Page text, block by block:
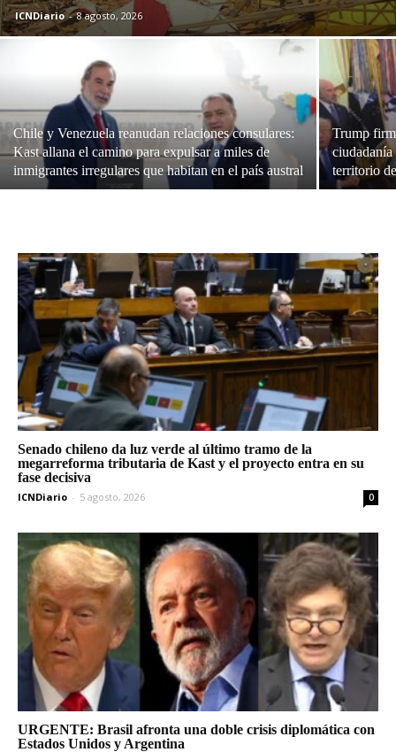
ICNDiario - 8 agosto, 2026
Chile y Venezuela reanudan relaciones consulares:
Kast allana el camino para expulsar a miles de
inmigrantes irregulares que habitan en el país austral
Trump
territorio
Senado chileno da luz verde al último tramo de la
megarreforma tributaria de Kast y el proyecto entra en su
fase decisiva
ICNDiario - 5 agosto, 2026 0
URGENTE: Brasil afronta una doble crisis diplomática con
Estados Unidos y Argentina